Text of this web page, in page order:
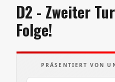
D2 - Zweiter
Folge!
PRÄSENTIERT VON